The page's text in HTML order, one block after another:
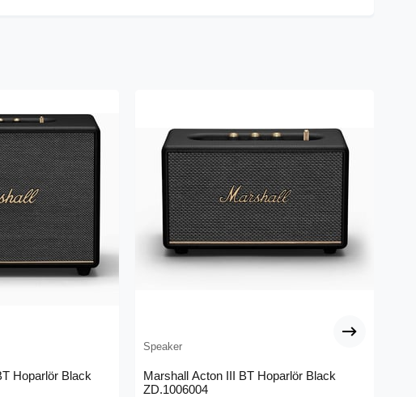
Hoparlör Black
Speaker
Marshall Acton III BT Hoparlör Black
ZD.1006004